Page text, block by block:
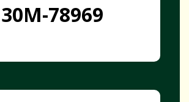
30M-78969